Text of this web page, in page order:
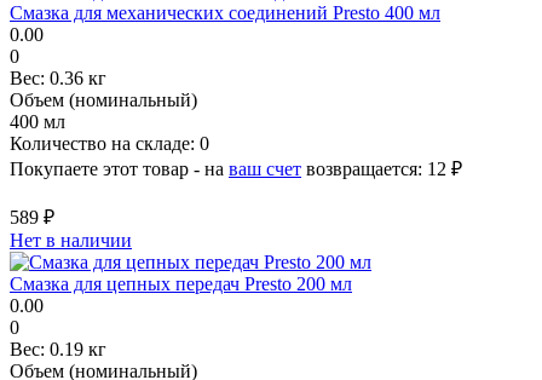
Смазка для механических соединений Presto 400 мл
0.00
0
Вес: 0.36 кг
Объем (номинальный)
400 мл
Количество на складе: 0
Покупаете этот товар - на ваш счет возвращается: 12 ₽
589 ₽
Нет в наличии
Смазка для цепных передач Presto 200 мл
0.00
0
Вес: 0.19 кг
Объем (номинальный)